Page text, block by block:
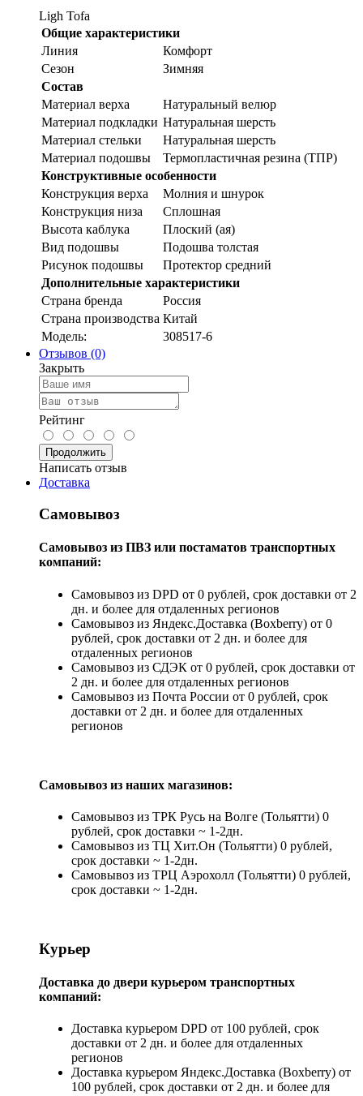
Ligh Tofa
Общие характеристики
Линия
Комфорт
Сезон
Зимняя
Состав
Материал верха
Натуральный велюр
Материал подкладки Натуральная шерсть
Материал стельки
Натуральная шерсть
Материал подошвы
Термопластичная резина (ТПР)
Конструктивные особенности
Конструкция верха
Молния и шнурок
Конструкция низа
Сплошная
Высота каблука
Плоский (ая)
Вид подошвы
Подошва толстая
Рисунок подошвы
Протектор средний
Дополнительные характеристики
Страна бренда
Россия
Страна производства Китай
Модель:
308517-6
Отзывов (0)
Закрыть
Рейтинг
Продолжить
Написать отзыв
Доставка
Самовывоз
Самовывоз из ПВЗ или постаматов транспортных
компаний:
Самовывоз из DPD от 0 рублей, срок доставки от 2
дн. и более для отдаленных регионов
Самовывоз из Яндекс.Доставка (Boxberry) от 0
рублей, срок доставки от 2 дн. и более для
отдаленных регионов
Самовывоз из СДЭК от 0 рублей, срок доставки от
2 дн. и более для отдаленных регионов
Самовывоз из Почта России от 0 рублей, срок
доставки от 2 дн. и более для отдаленных
регионов
Самовывоз из наших магазинов:
Самовывоз из ТРК Русь на Волге (Тольятти) 0
рублей, срок доставки ~ 1-2дн.
Самовывоз из ТЦ Хит.Он (Тольятти) 0 рублей,
срок доставки ~ 1-2дн.
Самовывоз из ТРЦ Аэрохолл (Тольятти) 0 рублей,
срок доставки ~ 1-2дн.
Курьер
Доставка до двери курьером транспортных
компаний:
Доставка курьером DPD от 100 рублей, срок
доставки от 2 дн. и более для отдаленных
регионов
Доставка курьером Яндекс.Доставка (Boxberry) от
100 рублей, срок доставки от 2 дн. и более для